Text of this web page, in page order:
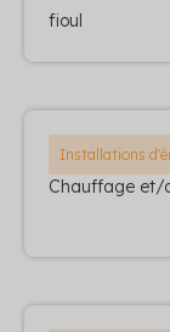
fioul
Installations
Chauffage et/